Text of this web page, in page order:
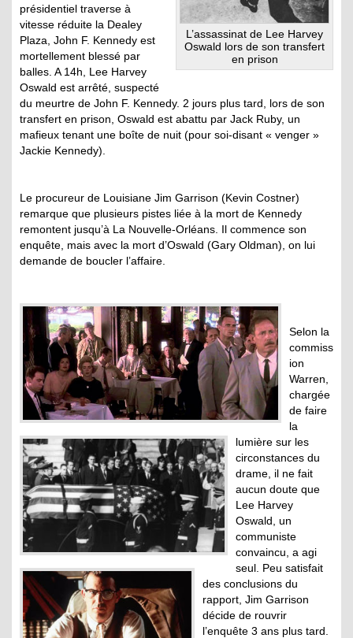
L’assassinat de Lee Harvey
Oswald lors de son transfert
en prison
présidentiel traverse à
vitesse réduite la Dealey
Plaza, John F. Kennedy est
mortellement blessé par
balles. A 14h, Lee Harvey
Oswald est arrêté, suspecté
du meurtre de John F. Kennedy. 2 jours plus tard, lors de son
transfert en prison, Oswald est abattu par Jack Ruby, un
mafieux tenant une boîte de nuit (pour soi-disant « venger »
Jackie Kennedy).
Le procureur de Louisiane Jim Garrison (Kevin Costner)
remarque que plusieurs pistes liée à la mort de Kennedy
remontent jusqu’à La Nouvelle-Orléans. Il commence son
enquête, mais avec la mort d’Oswald (Gary Oldman), on lui
demande de boucler l’affaire.
Selon la
commiss
ion
Warren,
chargée
de faire
la
lumière sur les
circonstances du
drame, il ne fait
aucun doute que
Lee Harvey
Oswald, un
communiste
convaincu, a agi
seul. Peu satisfait
des conclusions du
rapport, Jim Garrison
décide de rouvrir
l’enquête 3 ans plus tard.